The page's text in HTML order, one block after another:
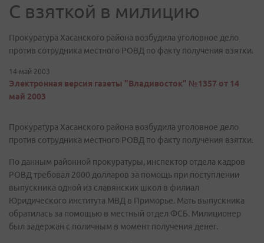
С взяткой в милицию
Прокуратура Хасанского района возбудила уголовное дело
против сотрудника местного РОВД по факту получения взятки.
14 май 2003
Электронная версия газеты "Владивосток" №1357 от 14
май 2003
Прокуратура Хасанского района возбудила уголовное дело
против сотрудника местного РОВД по факту получения взятки.
По данным районной прокуратуры, инспектор отдела кадров
РОВД требовал 2000 долларов за помощь при поступлении
выпускника одной из славянских школ в филиал
Юридического института МВД в Приморье. Мать выпускника
обратилась за помощью в местный отдел ФСБ. Милиционер
был задержан с поличным в момент получения денег.